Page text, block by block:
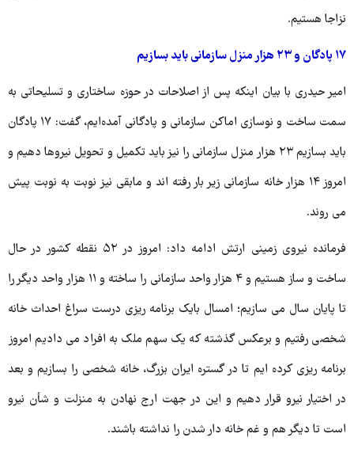
نزاجا هستیم.
۱۷ پادگان و ۲۳ هزار منزل سازمانی باید بسازیم
امیر حیدری با بیان اینکه پس از اصلاحات در حوزه ساختاری و تسلیحاتی به
سمت ساخت و نوسازی اماکن سازمانی و پادگانی آمده‌ایم، گفت: ۱۷ پادگان
باید بسازیم ۲۳ هزار منزل سازمانی را نیز باید تکمیل و تحویل نیروها دهیم و
امروز ۱۴ هزار خانه سازمانی زیر بار رفته اند و مابقی نیز نوبت به نوبت پیش
می روند.
فرمانده نیروی زمینی ارتش ادامه داد: امروز در ۵۲ نقطه کشور در حال
ساخت و ساز هستیم و ۴ هزار واحد سازمانی را ساخته و ۱۱ هزار واحد دیگر را
تا پایان سال می سازیم؛ امسال بایک برنامه ریزی درست سراغ احداث خانه
شخصی رفتیم و برعکس گذشته که یک سهم ملک به افراد می دادیم امروز
برنامه ریزی کرده ایم تا در گستره ایران بزرگ، خانه شخصی را بسازیم و بعد
در اختیار نیرو قرار دهیم و این در جهت ارج نهادن به منزلت و شأن نیرو
است تا دیگر هم و غم خانه دار شدن را نداشته باشند.